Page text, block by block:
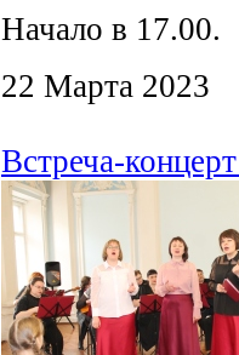
Начало в 17.00.
22 Марта 2023
Встреча-